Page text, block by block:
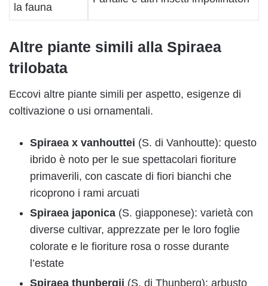
la fauna
Altre piante simili alla Spiraea
trilobata
Eccovi altre piante simili per aspetto, esigenze di
coltivazione o usi ornamentali.
Spiraea x vanhouttei (S. di Vanhoutte): questo
ibrido è noto per le sue spettacolari fioriture
primaverili, con cascate di fiori bianchi che
ricoprono i rami arcuati
Spiraea japonica (S. giapponese): varietà con
diverse cultivar, apprezzate per le loro foglie
colorate e le fioriture rosa o rosse durante
l’estate
Spiraea thunbergii (S. di Thunberg): arbusto